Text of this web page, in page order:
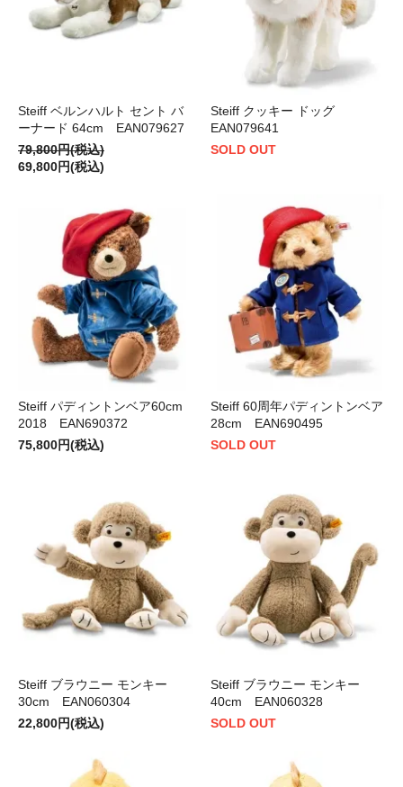
Steiff ベルンハルト セント バ
ーナード 64cm EAN079627
79,800円(税込)
69,800円(税込)
Steiff クッキー ドッグ
EAN079641
SOLD OUT
Steiff パディントンベア60cm
2018 EAN690372
75,800円(税込)
Steiff 60周年パディントンベア
28cm EAN690495
SOLD OUT
Steiff ブラウニー モンキー
30cm EAN060304
22,800円(税込)
Steiff ブラウニー モンキー
40cm EAN060328
SOLD OUT